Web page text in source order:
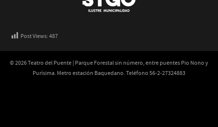
Post Views:487
© 2026 Teatro del Puente | Parque Forestal sin número, entre puentes Pio Nono y
Purísima. Metro estación Baquedano. Teléfono 56-2-27324883